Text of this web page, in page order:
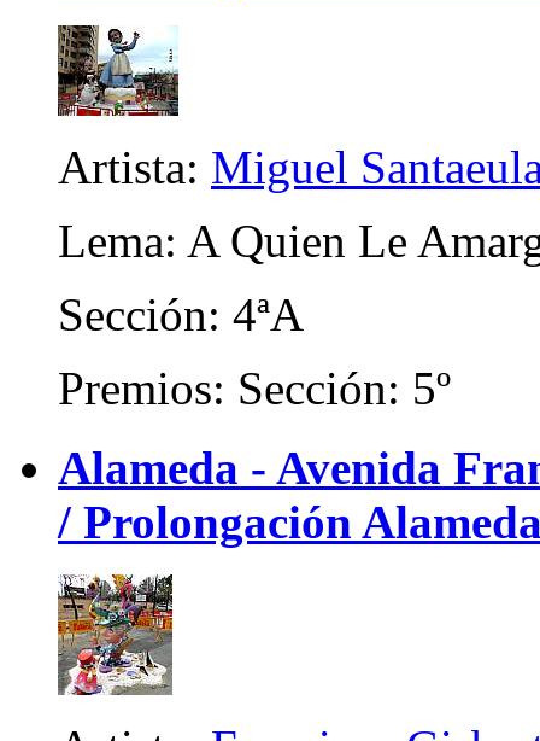
Artista: Miguel
Lema: A Quien Le
Sección: 4ªA
Premios: Sección: 5º
Alameda - Avenida
/ Prolongación